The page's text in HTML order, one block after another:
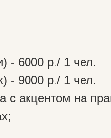
- 6000 р./ 1 чел.
- 9000 р./ 1 чел.
с акцентом на